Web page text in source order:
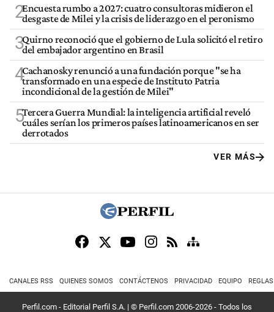
2Encuesta rumbo a 2027: cuatro consultoras midieron el
desgaste de Milei y la crisis de liderazgo en el peronismo
3Quirno reconoció que el gobierno de Lula solicitó el retiro
del embajador argentino en Brasil
4Cachanosky renunció a una fundación porque "se ha
transformado en una especie de Instituto Patria
incondicional de la gestión de Milei"
5Tercera Guerra Mundial: la inteligencia artificial reveló
cuáles serían los primeros países latinoamericanos en ser
derrotados
VER MÁS
CANALES RSS QUIENES SOMOS CONTÁCTENOS PRIVACIDAD EQUIPO
Perfil.com - Editorial Perfil S.A. | © Perfil.com 2006-2026 - Todos los